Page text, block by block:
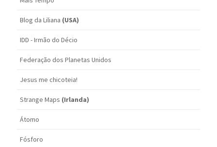
Blog da Liliana (USA)
IDD - Irmão do Décio
Federação dos Planetas Unidos
Jesus me chicoteia!
Strange Maps (Irlanda)
Átomo
Fósforo